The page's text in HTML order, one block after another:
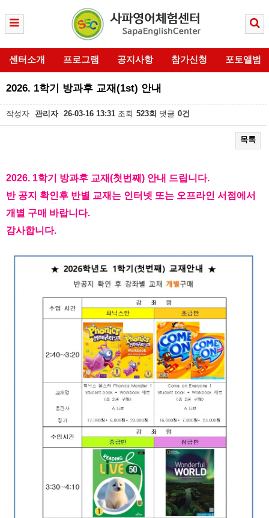
센터소개 프로그램 공지사항 참가신청 포토앨범
2026. 1학기 방과후 교재(1st) 안내
작성자 관리자 26-03-16 13:31 조회 523회 댓글 0건
목록
2026. 1학기 방과후 교재(첫번째) 안내 드립니다.
반 공지 확인후 반별 교재는 인터넷 또는 오프라인 서점에서
개별 구매 바랍니다.
감사합니다.